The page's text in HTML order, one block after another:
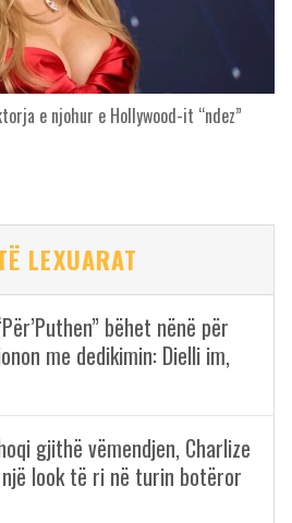
e njohur e Hollywood-it “ndez”
LEXUARAT
bëhet nënë për
me dedikimin: Dielli im,
gjithë vëmendjen, Charlize
look të ri në turin botëror